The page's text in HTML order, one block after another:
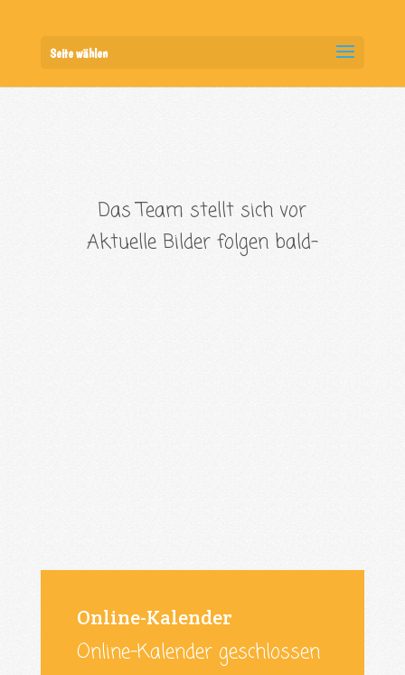
Seite wählen
Das Team stellt sich vor
Aktuelle Bilder folgen bald-
Online-Kalender
Online-Kalender geschlossen